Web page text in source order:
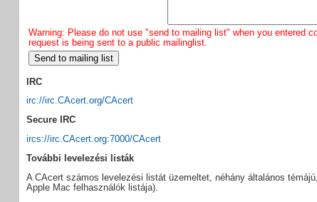
Warning: Please do not use "send to mailing list" when you entered
request is being sent to a public mailinglist.
IRC
irc://irc.CAcert.org/CAcert
Secure IRC
ircs://irc.CAcert.org:7000/CAcert
További levelezési listák
A CAcert számos levelezési listát üzemeltet, néhány általános
Apple Mac felhasználók listája).